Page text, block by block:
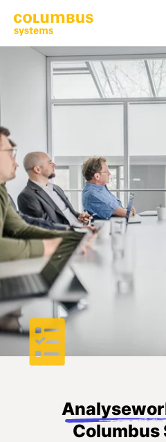
Columbus